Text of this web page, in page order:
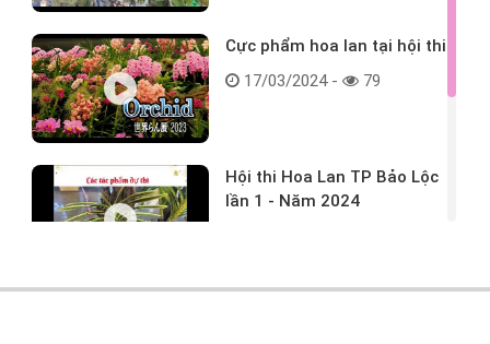
Cực phẩm hoa lan tại hội thi
17/03/2024 -
79
Hội thi Hoa Lan TP Bảo Lộc
lần 1 - Năm 2024